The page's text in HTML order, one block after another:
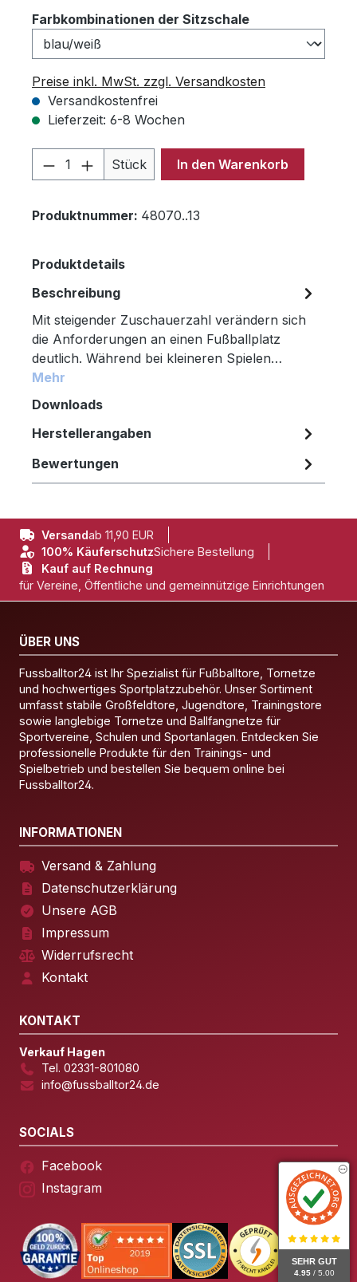
Farbkombinationen der Sitzschaleauswählen
Preise inkl. MwSt. zzgl. Versandkosten
Versandkostenfrei
Lieferzeit: 6-8 Wochen
Produkt Anzahl: Gib den
Stück In den Warenkorb
Produktnummer: 48070..13
Produktdetails
Beschreibung
Mit steigender Zuschauerzahl verändern sich
die Anforderungen an einen Fußballplatz
deutlich. Während bei kleineren Spielen…
Mehr
Downloads
Herstellerangaben
Bewertungen
Versandab 11,90 EUR
100% KäuferschutzSichere Bestellung
Kauf auf Rechnung
für Vereine, Öffentliche und gemeinnützige Einrichtungen
ÜBER UNS
Fussballtor24 ist Ihr Spezialist für Fußballtore, Tornetze
und hochwertiges Sportplatzzubehör. Unser Sortiment
umfasst stabile Großfeldtore, Jugendtore, Trainingstore
sowie langlebige Tornetze und Ballfangnetze für
Sportvereine, Schulen und Sportanlagen. Entdecken Sie
professionelle Produkte für den Trainings- und
Spielbetrieb und bestellen Sie bequem online bei
Fussballtor24.
INFORMATIONEN
Versand & Zahlung
Datenschutzerklärung
Unsere AGB
Impressum
Widerrufsrecht
Kontakt
KONTAKT
Verkauf Hagen
Tel. 02331-801080
info@fussballtor24.de
SOCIALS
Facebook
Instagram
SEHR GUT
4.95 / 5.00